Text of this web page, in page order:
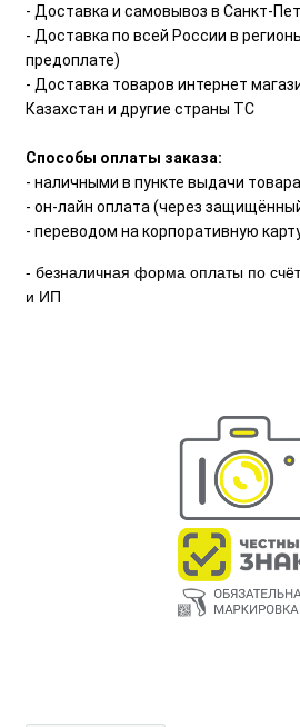
- Доставка и самовывоз в Санкт-
- Доставка по всей России в
предоплате)
- Доставка товаров интернет
Казахстан и другие страны ТС
Способы оплаты заказа:
- наличными в пункте выдачи
- он-лайн оплата (через
- переводом на корпоративную
- безналичная форма оплаты по
и ИП